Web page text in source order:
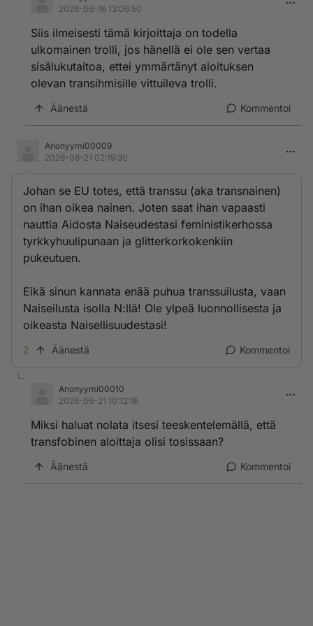
2026-06-16 13:06:50
Siis ilmeisesti tämä kirjoittaja on todella
ulkomainen trolli, jos hänellä ei ole sen vertaa
sisälukutaitoa, ettei ymmärtänyt aloituksen
olevan transihmisille vittuileva trolli.
Äänestä Kommentoi
Anonyymi00009
2026-06-21 02:19:30
Johan se EU totes, että transsu (aka transnainen)
on ihan oikea nainen. Joten saat ihan vapaasti
nauttia Aidosta Naiseudestasi feministikerhossa
tyrkkyhuulipunaan ja glitterkorkokenkiin
pukeutuen.
Eikä sinun kannata enää puhua transsuilusta, vaan
Naiseilusta isolla N:llä! Ole ylpeä luonnollisesta ja
oikeasta Naisellisuudestasi!
2 Äänestä Kommentoi
Anonyymi00010
2026-06-21 10:12:16
Miksi haluat nolata itsesi teeskentelemällä, että
transfobinen aloittaja olisi tosissaan?
Äänestä Kommentoi